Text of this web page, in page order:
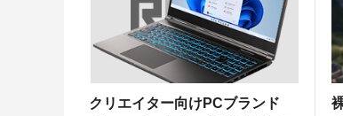
クリエイター向けPCブランド